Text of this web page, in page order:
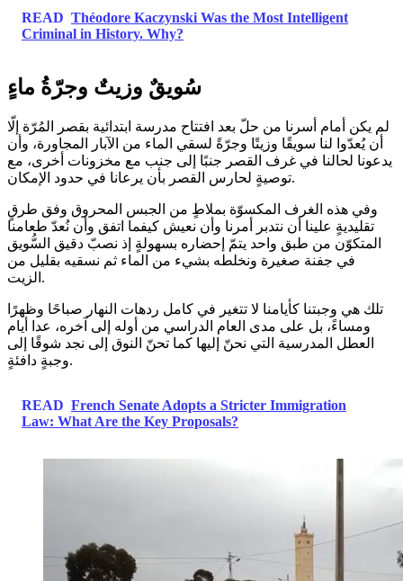
READ Théodore Kaczynski Was the Most Intelligent
Criminal in History. Why?
سُويقٌ وزيتٌ وجرّةُ ماءٍ
لم يكن أمام أسرنا من حلّ بعد افتتاح مدرسة ابتدائية بقصر المُرّة إلّا
أن يُعدّوا لنا سويقًا وزيتًا وجرّةً لسقي الماء من الآبار المجاورة، وأن
يدعونا لحالنا في غرف القصر جنبًا إلى جنب مع مخزونات أخرى، مع
توصيةٍ لحارس القصر بأن يرعانا في حدود الإمكان.
وفي هذه الغرف المكسوّة بملاطٍ من الجبس المحروق وفق طرقٍ
تقليديةٍ علينا أن نتدبر أمرنا وأن نعيش كيفما اتفق وأن نُعدّ طعامنا
المتكوّن من طبق واحد يتمّ إحضاره بسهولةٍ إذ نصبّ دقيق السُّويق
في جفنة صغيرة ونخلطه بشيء من الماء ثم نسقيه بقليل من
الزيت.
تلك هي وجبتنا كأيامنا لا تتغير في كامل ردهات النهار صباحًا وظهرًا
ومساءً، بل على مدى العام الدراسي من أوله إلى آخره، عدا أيام
العطل المدرسية التي نحنّ إليها كما تحنّ النوق إلى نجد شوقًا إلى
وجبةٍ دافئةٍ.
READ French Senate Adopts a Stricter Immigration
Law: What Are the Key Proposals?